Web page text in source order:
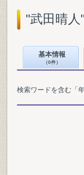
"武田晴
基本情報
（0件）
検索ワードを含む「